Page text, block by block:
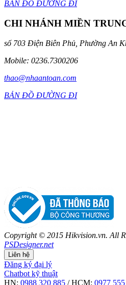
BẢN ĐỒ ĐƯỜNG ĐI
CHI NHÁNH MIỀN
số 703 Điện Biên Phủ, Phường An
Mobile: 0236.7300206
thao@nhaantoan.com
BẢN ĐỒ ĐƯỜNG ĐI
Copyright © 2015 Hikvision.vn. All
PSDesigner.net
Liên hệ
Đăng ký đại lý
Chatbot kỹ thuật
HN: 0988 320 885 / HCM: 0977